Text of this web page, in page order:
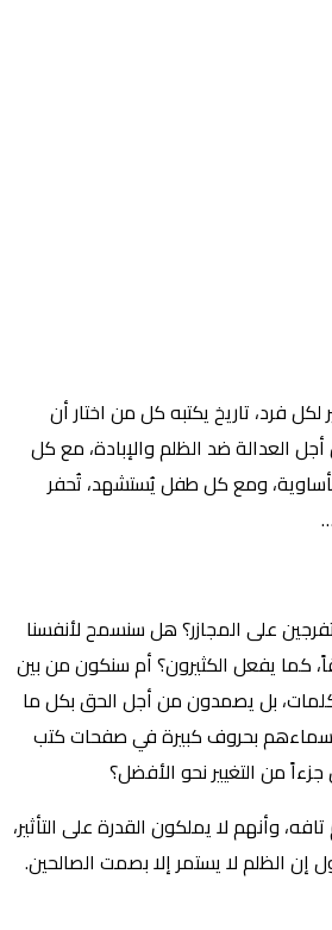
فرد، تاريخ يكتبه كل من اختار أن
العدالة ضد الظلم والإبادة، مع كل
ومع كل طفل يُستشهد، تُحفر
على المجازر؟ هل سنسمح لأنفسنا
كما يفعل الكثيرون؟ أم سنكون من بين
بل يصمدون من أجل الحق بكل ما
بحروف كبيرة في صفحات كتب
من التغيير نحو الأفضل؟
وأنهم لا يملكون القدرة على التأثير،
إن الظلم لا يستمر إلا بصمت الصالحين.